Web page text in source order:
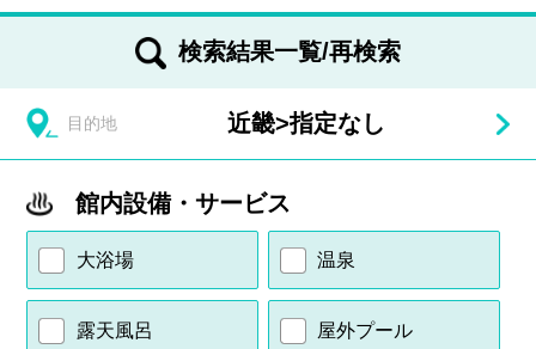
検索結果一覧/再検索
目的地 近畿>指定なし
館内設備・サービス
大浴場 温泉
露天風呂 屋外プール